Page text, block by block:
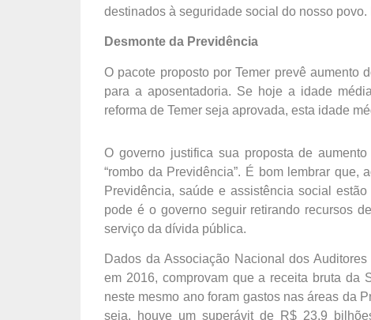
destinados à seguridade social do nosso
Desmonte da Previdência
O pacote proposto por Temer prevê aumento
para a aposentadoria. Se hoje a idade
reforma de Temer seja aprovada, esta idade
O governo justifica sua proposta de
“rombo da Previdência”. É bom lembrar
Previdência, saúde e assistência social
pode é o governo seguir retirando recursos
serviço da dívida pública.
Dados da Associação Nacional dos
em 2016, comprovam que a receita bruta da
neste mesmo ano foram gastos nas áreas da
seja, houve um superávit de R$ 23,9